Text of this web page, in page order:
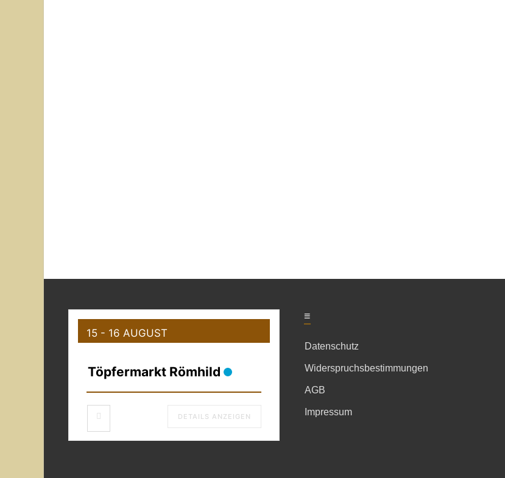
15 - 16 AUGUST
Töpfermarkt Römhild
DETAILS ANZEIGEN
≡
Datenschutz
Widerspruchsbestimmungen
AGB
Impressum